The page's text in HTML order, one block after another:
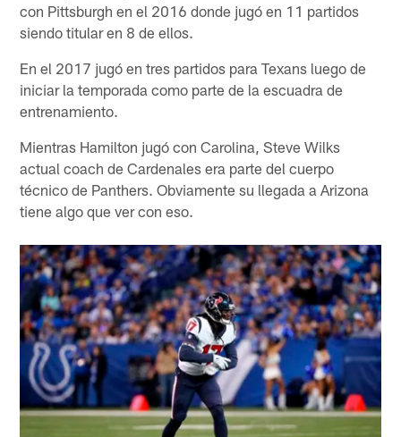
con Pittsburgh en el 2016 donde jugó en 11 partidos
siendo titular en 8 de ellos.
En el 2017 jugó en tres partidos para Texans luego de
iniciar la temporada como parte de la escuadra de
entrenamiento.
Mientras Hamilton jugó con Carolina, Steve Wilks
actual coach de Cardenales era parte del cuerpo
técnico de Panthers. Obviamente su llegada a Arizona
tiene algo que ver con eso.